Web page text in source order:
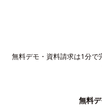
無料デモ・資料請求は1分で
無料